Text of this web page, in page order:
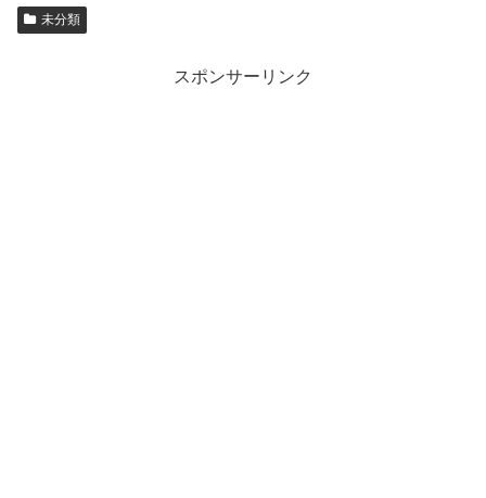
未分類
スポンサーリンク